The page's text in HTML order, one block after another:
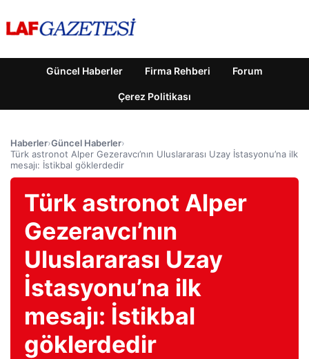
Güncel Haberler Firma Rehberi Forum
Çerez Politikası
Haberler›Güncel Haberler›
Türk astronot Alper Gezeravcı’nın Uluslararası Uzay İstasyonu’na ilk
mesajı: İstikbal göklerdedir
Türk astronot Alper
Gezeravcı’nın
Uluslararası Uzay
İstasyonu’na ilk
mesajı: İstikbal
göklerdedir